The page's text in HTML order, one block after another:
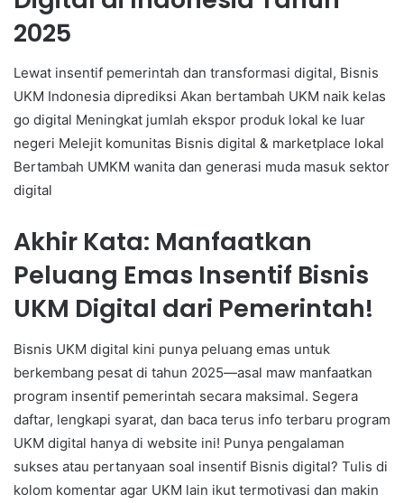
2025
Lewat insentif pemerintah dan transformasi digital, Bisnis
UKM Indonesia diprediksi Akan bertambah UKM naik kelas
go digital Meningkat jumlah ekspor produk lokal ke luar
negeri Melejit komunitas Bisnis digital & marketplace lokal
Bertambah UMKM wanita dan generasi muda masuk sektor
digital
Akhir Kata: Manfaatkan
Peluang Emas Insentif Bisnis
UKM Digital dari Pemerintah!
Bisnis UKM digital kini punya peluang emas untuk
berkembang pesat di tahun 2025—asal maw manfaatkan
program insentif pemerintah secara maksimal. Segera
daftar, lengkapi syarat, dan baca terus info terbaru program
UKM digital hanya di website ini! Punya pengalaman
sukses atau pertanyaan soal insentif Bisnis digital? Tulis di
kolom komentar agar UKM lain ikut termotivasi dan makin